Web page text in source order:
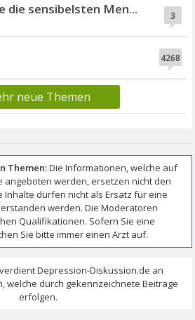
3
die sensibelsten Men...
4268
neue Themen